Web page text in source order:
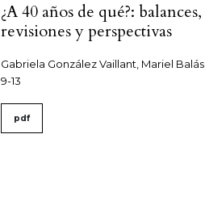
¿A 40 años de qué?: balances,
revisiones y perspectivas
Gabriela González Vaillant, Mariel Balás
9-13
pdf